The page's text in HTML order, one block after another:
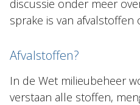
discussie onder meer
sprake is van afvalstoffen
Afvalstoffen?
In de Wet milieubeheer
verstaan alle stoffen,